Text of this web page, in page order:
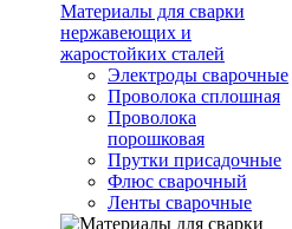
Материалы для сварки
нержавеющих и
жаростойких сталей
Электроды сварочные
Проволока сплошная
Проволока
порошковая
Прутки присадочные
Флюс сварочный
Ленты сварочные